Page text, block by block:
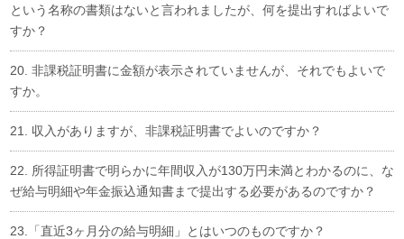
という名称の書類はないと言われましたが、何を提出すればよいで
すか？
20. 非課税証明書に金額が表示されていませんが、それでもよいで
すか。
21. 収入がありますが、非課税証明書でよいのですか？
22. 所得証明書で明らかに年間収入が130万円未満とわかるのに、な
ぜ給与明細や年金振込通知書まで提出する必要があるのですか？
23.「直近3ヶ月分の給与明細」とはいつのものですか？